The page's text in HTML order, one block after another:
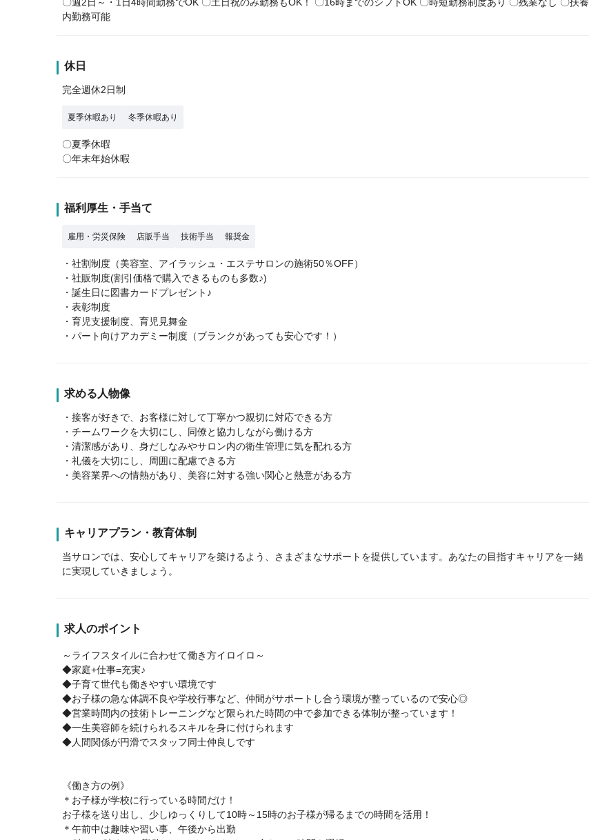
内勤務可能
休日
完全週休2日制
夏季休暇あり 冬季休暇あり
〇夏季休暇
〇年末年始休暇
福利厚生・手当て
雇用・労災保険 店販手当 技術手当 報奨金
・社割制度（美容室、アイラッシュ・エステサロンの施術50％OFF）
・社販制度(割引価格で購入できるものも多数♪)
・誕生日に図書カードプレゼント♪
・表彰制度
・育児支援制度、育児見舞金
・パート向けアカデミー制度（ブランクがあっても安心です！）
求める人物像
・接客が好きで、お客様に対して丁寧かつ親切に対応できる方
・チームワークを大切にし、同僚と協力しながら働ける方
・清潔感があり、身だしなみやサロン内の衛生管理に気を配れる方
・礼儀を大切にし、周囲に配慮できる方
・美容業界への情熱があり、美容に対する強い関心と熱意がある方
キャリアプラン・教育体制
当サロンでは、安心してキャリアを築けるよう、さまざまなサポートを提供しています。あなたの目指すキャリアを一緒
に実現していきましょう。
求人のポイント
～ライフスタイルに合わせて働き方イロイロ～
◆家庭+仕事=充実♪
◆子育て世代も働きやすい環境です
◆お子様の急な体調不良や学校行事など、仲間がサポートし合う環境が整っているので安心◎
◆営業時間内の技術トレーニングなど限られた時間の中で参加できる体制が整っています！
◆一生美容師を続けられるスキルを身に付けられます
◆人間関係が円滑でスタッフ同士仲良しです
《働き方の例》
＊お子様が学校に行っている時間だけ！
お子様を送り出し、少しゆっくりして10時～15時のお子様が帰るまでの時間を活用！
＊午前中は趣味や習い事、午後から出勤